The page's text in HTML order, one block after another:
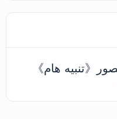
《تنبيه هام》